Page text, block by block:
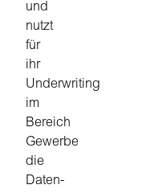
und
nutzt
für
ihr
Underwriting
im
Bereich
Gewerbe
die
Daten-